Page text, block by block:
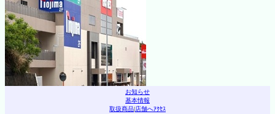
お知らせ
基本情報
取扱商品|店舗へｱｸｾｽ